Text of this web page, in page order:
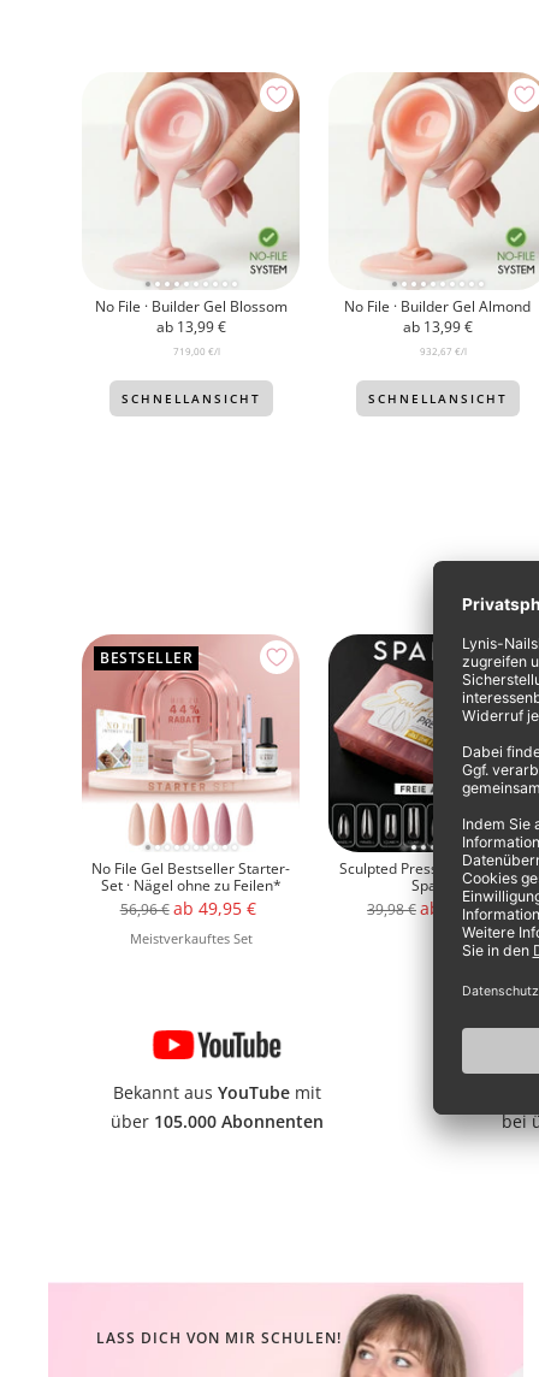
No File · Builder Gel Blossom
Angebotspreis
ab 13,99 €
719,00 €/l
SCHNELLANSICHT
No File · Builder Gel Almond
Angebotspreis
ab 13,99 €
932,67 €/l
SCHNELLANSICHT
BESTSELLER
No File Gel Bestseller Starter-
Set · Nägel ohne zu Feilen*
Angebotspreis
ab 49,95 €
Regulärer
Preis
56,96 €
Meistverkauftes Set
Sculpted Pressonnails · Wahl-
Sparset
Angebotspreis
ab 35,99 €
Regulärer
39,98 €
Bekannt aus YouTubemit
über 105.000 Abonnenten
bei
LASS DICH VON MIR SCHULEN!